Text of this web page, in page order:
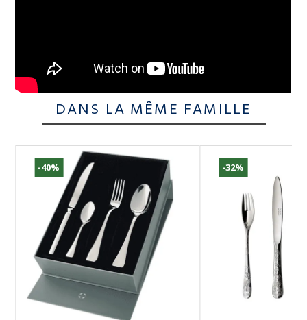
DANS LA MÊME FAMILLE
-40% -32%